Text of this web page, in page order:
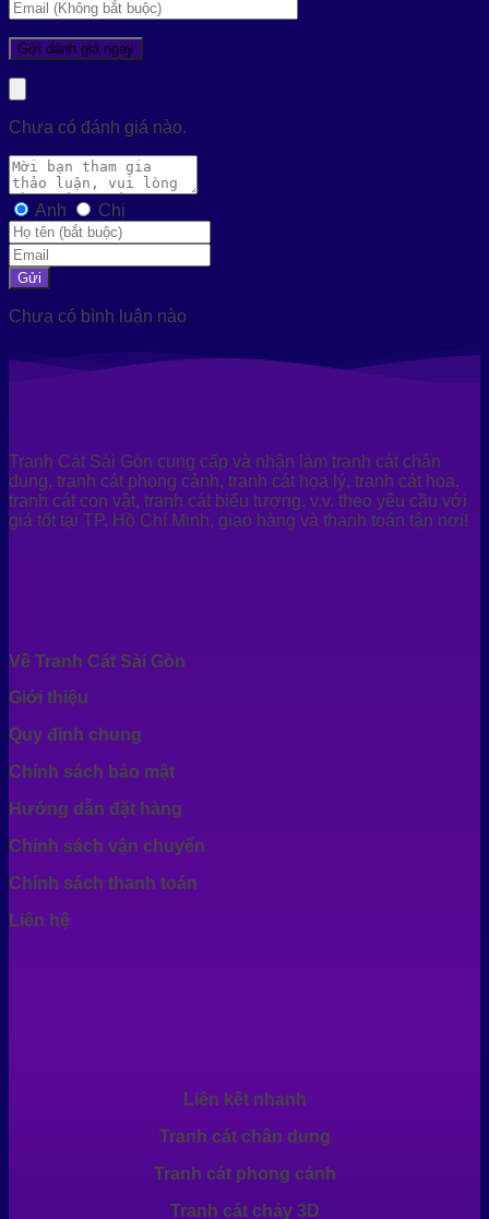
Chưa có đánh giá nào.
Anh Chị
Gửi
Chưa có bình luận nào
Tranh Cát Sài Gòn cung cấp và nhận làm tranh cát chân
dung, tranh cát phong cảnh, tranh cát họa lý, tranh cát hoa,
tranh cát con vật, tranh cát biểu tượng, v.v. theo yêu cầu với
giá tốt tại TP. Hồ Chí Minh, giao hàng và thanh toán tận nơi!
Về Tranh Cát Sài Gòn
Giới thiệu
Quy định chung
Chính sách bảo mật
Hướng dẫn đặt hàng
Chính sách vận chuyển
Chính sách thanh toán
Liên hệ
Liên kết nhanh
Tranh cát chân dung
Tranh cát phong cảnh
Tranh cát chảy 3D